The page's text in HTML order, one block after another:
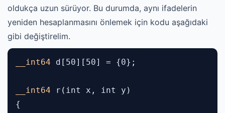
oldukça uzun sürüyor. Bu durumda, aynı ifadelerin
yeniden hesaplanmasını önlemek için kodu aşağıdaki
gibi değiştirelim.
__int64 d[50][50] = {0};
__int64 r( int x, int
y)
{